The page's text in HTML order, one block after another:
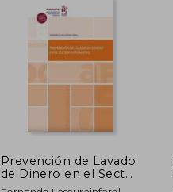
4%
Prevención de Lavado
de Dinero en el Sector
Automotriz